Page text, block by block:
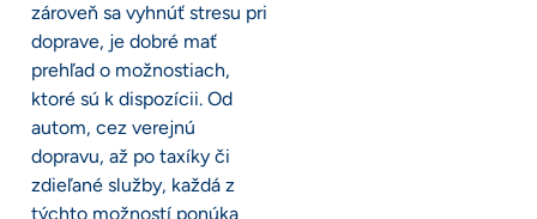
zároveň sa vyhnúť stresu pri
doprave, je dobré mať
prehľad o možnostiach,
ktoré sú k dispozícii. Od
autom, cez verejnú
dopravu, až po taxíky či
zdieľané služby, každá z
týchto možností ponúka